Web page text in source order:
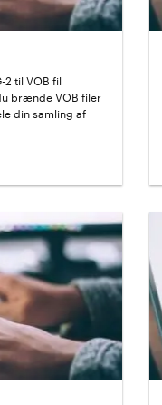
2 til VOB fil
brænde VOB filer
din samling af